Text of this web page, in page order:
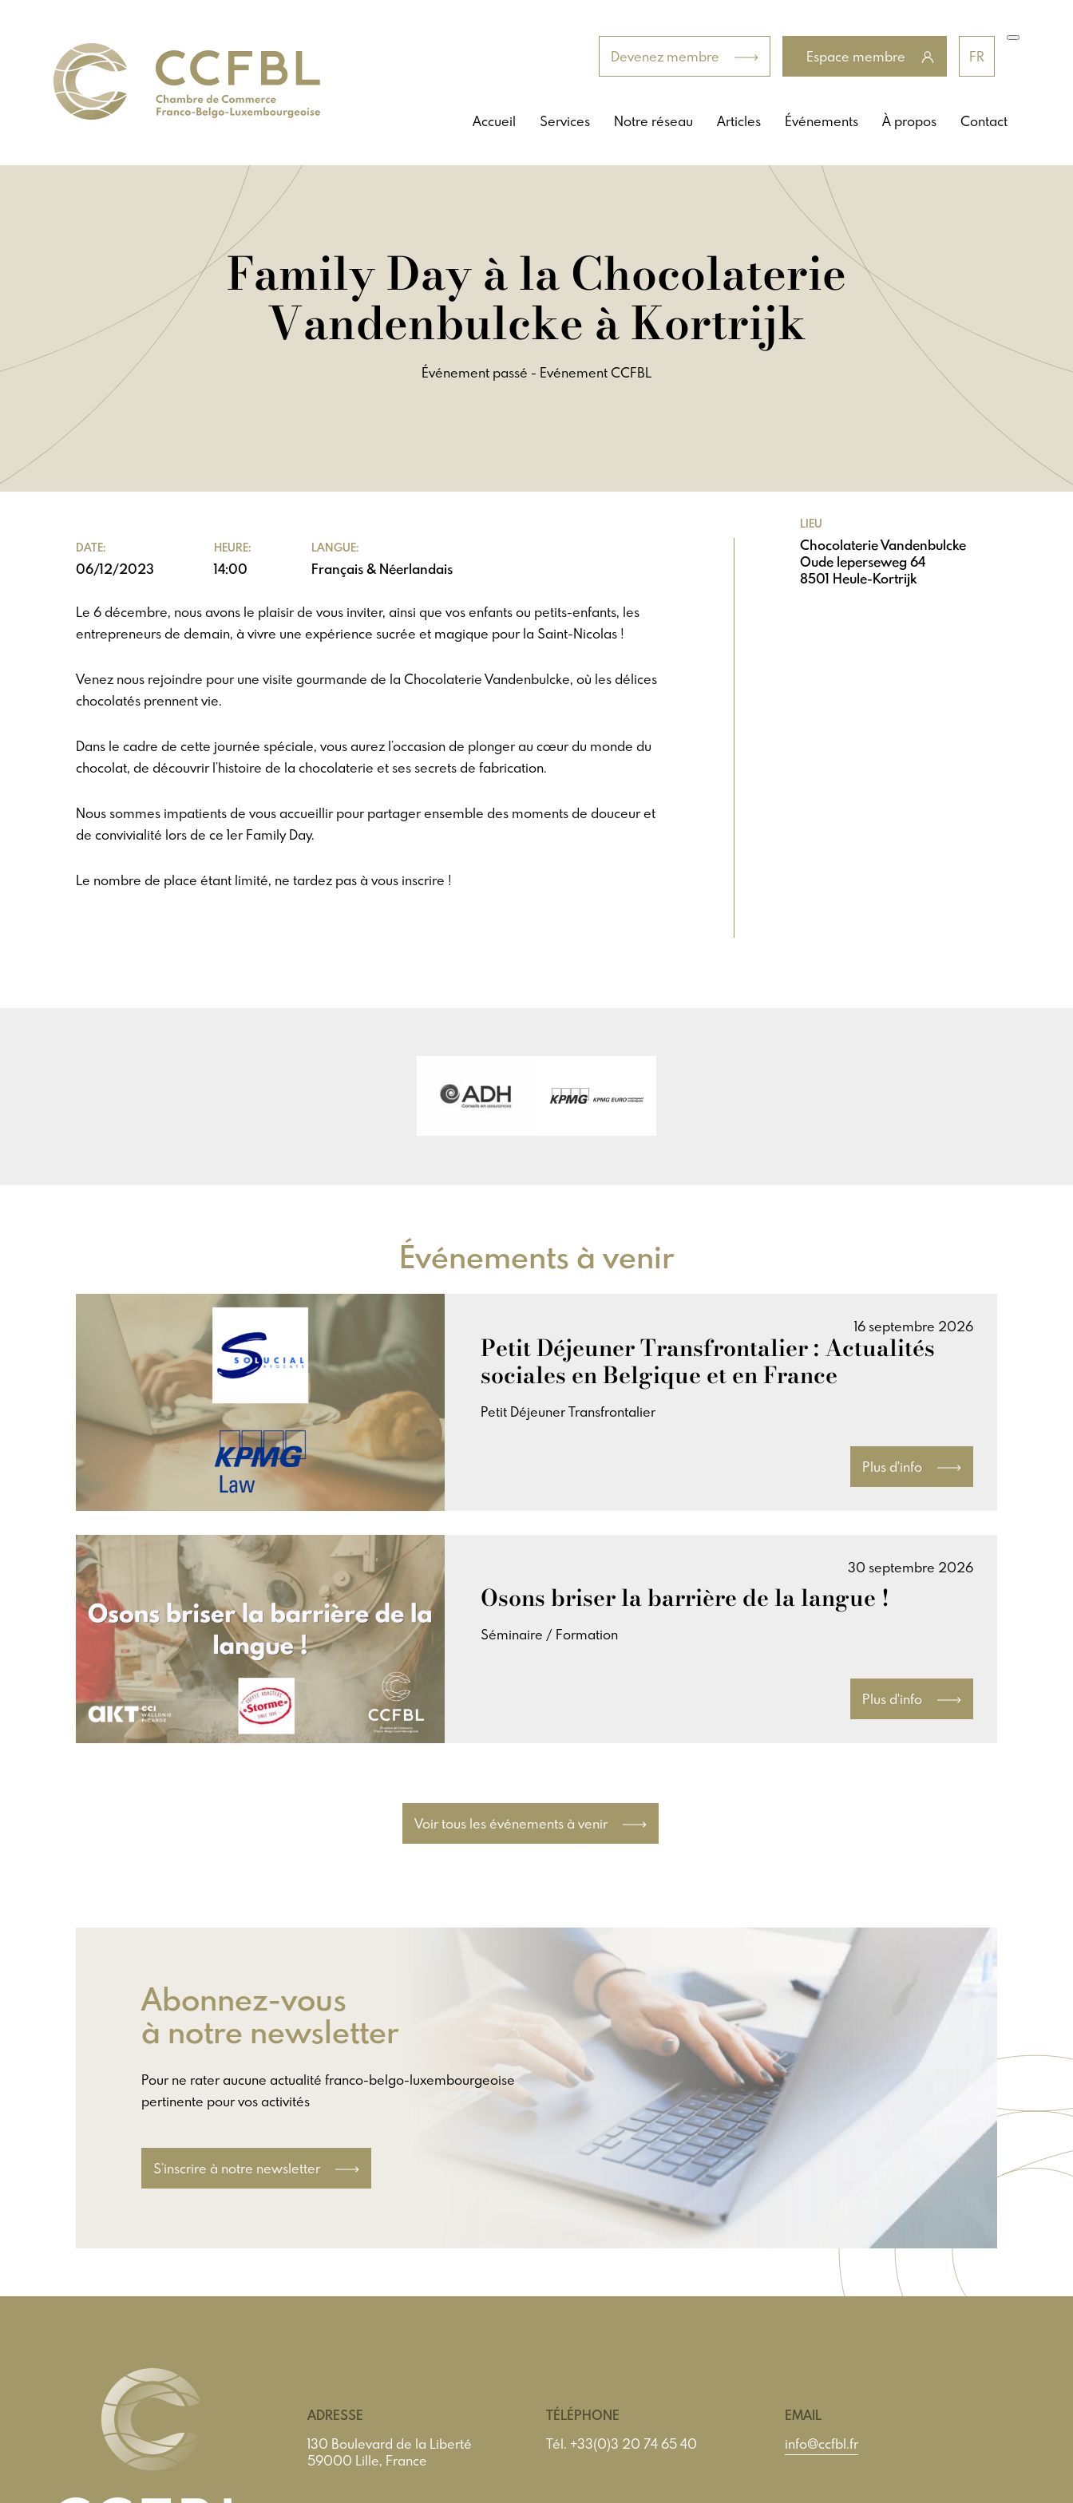
Devenez membre Espace membre FR
Accueil Services Notre réseau Articles Événements À propos Contact
Family Day à la Chocolaterie
Vandenbulcke à Kortrijk
Événement passé - Evénement CCFBL
DATE:
06/12/2023
HEURE:
14:00
LANGUE:
Français & Néerlandais
Le 6 décembre, nous avons le plaisir de vous inviter, ainsi que vos enfants ou petits-enfants, les
entrepreneurs de demain, à vivre une expérience sucrée et magique pour la Saint-Nicolas !
Venez nous rejoindre pour une visite gourmande de la Chocolaterie Vandenbulcke, où les délices
chocolatés prennent vie.
Dans le cadre de cette journée spéciale, vous aurez l’occasion de plonger au cœur du monde du
chocolat, de découvrir l’histoire de la chocolaterie et ses secrets de fabrication.
Nous sommes impatients de vous accueillir pour partager ensemble des moments de douceur et
de convivialité lors de ce 1er Family Day.
Le nombre de place étant limité, ne tardez pas à vous inscrire !
LIEU
Chocolaterie Vandenbulcke
Oude Ieperseweg 64
8501 Heule-Kortrijk
Événements à venir
16 septembre 2026
Petit Déjeuner Transfrontalier : Actualités
sociales en Belgique et en France
Petit Déjeuner Transfrontalier
Plus d'info
30 septembre 2026
Osons briser la barrière de la langue !
Séminaire / Formation
Plus d'info
Voir tous les événements à venir
Abonnez-vous
à notre newsletter
Pour ne rater aucune actualité franco-belgo-luxembourgeoise
pertinente pour vos activités
S’inscrire à notre newsletter
ADRESSE
130 Boulevard de la Liberté
59000 Lille, France
TÉLÉPHONE
Tél. +33(0)3 20 74 65 40
EMAIL
info@ccfbl.fr